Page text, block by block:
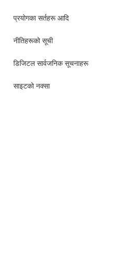
प्रयोगका सर्तहरू आदि
नीतिहरूको सूची
​​डिजिटल सार्वजनिक सूचनाहरू
साइटको नक्सा